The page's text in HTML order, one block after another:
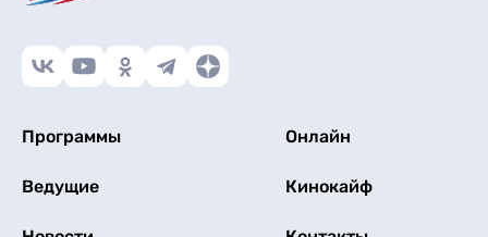
Программы Онлайн
Ведущие Кинокайф